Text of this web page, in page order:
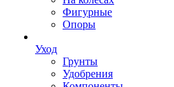
Фигурные
Опоры
Уход
Грунты
Удобрения